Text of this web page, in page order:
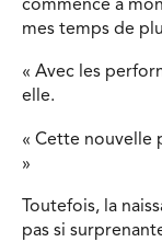
commencé à
mes temps de
« Avec les
elle.
« Cette nouvelle
»
Toutefois, la
pas si